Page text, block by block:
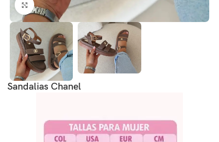
Click to enlarge
Sandalias Chanel